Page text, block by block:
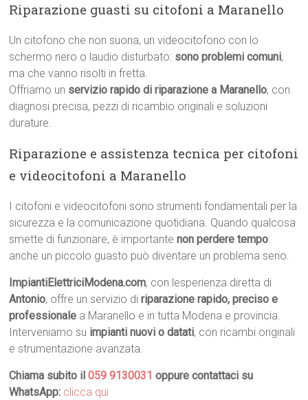
Riparazione guasti su citofoni a Maranello
Un citofono che non suona, un videocitofono con lo
schermo nero o laudio disturbato: sono problemi comuni,
ma che vanno risolti in fretta.
Offriamo un servizio rapido di riparazione a Maranello, con
diagnosi precisa, pezzi di ricambio originali e soluzioni
durature.
Riparazione e assistenza tecnica per citofoni
e videocitofoni a Maranello
I citofoni e videocitofoni sono strumenti fondamentali per la
sicurezza e la comunicazione quotidiana. Quando qualcosa
smette di funzionare, è importantenon perdere tempo:
anche un piccolo guasto può diventare un problema serio.
ImpiantiElettriciModena.com, con lesperienza diretta di
Antonio, offre un servizio diriparazione rapido, preciso e
professionale a Maranello e in tutta Modena e provincia.
Interveniamo su impianti nuovi o datati, con ricambi originali
e strumentazione avanzata.
Chiama subito il059 9130031 oppure contattaci su
WhatsApp: clicca qui